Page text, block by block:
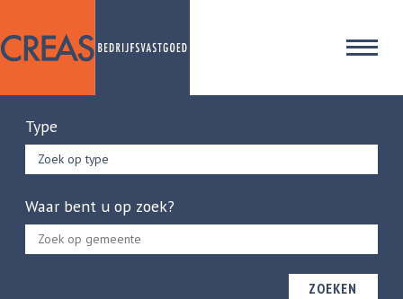
Type
Zoek op type
Waar bent u op zoek?
ZOEKEN